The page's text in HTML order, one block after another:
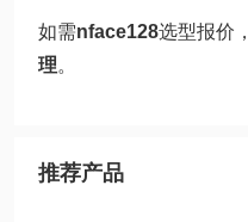
如需nface128选型报价
理。
推荐产品